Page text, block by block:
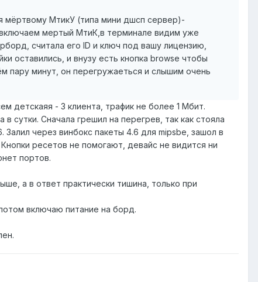
мёртвому МтикУ (типа мини дшсп сервер)-
мертый МтиК,в терминале видим уже
считала его ID и ключ под вашу лицензию,
оставились, и внузу есть кнопка browse чтобы
пару минут, он перегружаеться и слышим очень
детскаяя - 3 клиента, трафик не более 1 Мбит.
сутки. Сначала грешил на перегрев, так как стояла
через винбокс пакеты 4.6 для mipsbe, зашол в
ресетов не помогают, девайс не видится ни
портов.
а в ответ практически тишина, только при
включаю питание на борд.